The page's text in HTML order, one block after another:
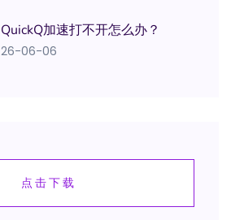
QuickQ加速打不开怎么办？
26-06-06
点击下载